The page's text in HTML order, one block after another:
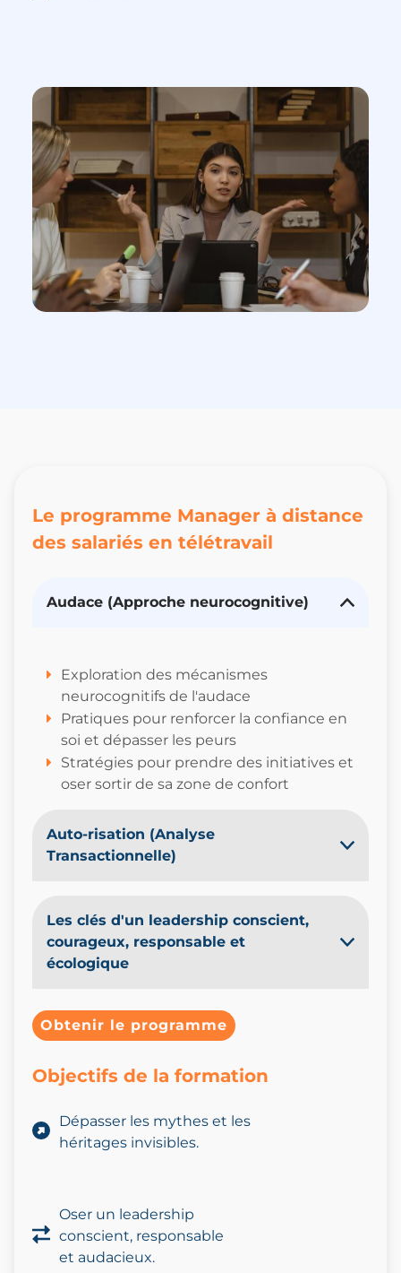
Le programme Manager à distance
des salariés en télétravail
Audace (Approche neurocognitive)
Exploration des mécanismes
neurocognitifs de l'audace
Pratiques pour renforcer la confiance en
soi et dépasser les peurs
Stratégies pour prendre des initiatives et
oser sortir de sa zone de confort
Auto-risation (Analyse
Transactionnelle)
Les clés d'un leadership conscient,
courageux, responsable et
écologique
Obtenir le programme
Objectifs de la formation
Dépasser les mythes et les
héritages invisibles.
Oser un leadership
conscient, responsable
et audacieux.